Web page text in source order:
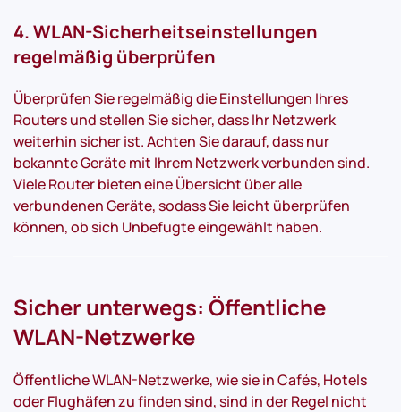
4. WLAN-Sicherheitseinstellungen
regelmäßig überprüfen
Überprüfen Sie regelmäßig die Einstellungen Ihres
Routers und stellen Sie sicher, dass Ihr Netzwerk
weiterhin sicher ist. Achten Sie darauf, dass nur
bekannte Geräte mit Ihrem Netzwerk verbunden sind.
Viele Router bieten eine Übersicht über alle
verbundenen Geräte, sodass Sie leicht überprüfen
können, ob sich Unbefugte eingewählt haben.
Sicher unterwegs: Öffentliche
WLAN-Netzwerke
Öffentliche WLAN-Netzwerke, wie sie in Cafés, Hotels
oder Flughäfen zu finden sind, sind in der Regel nicht